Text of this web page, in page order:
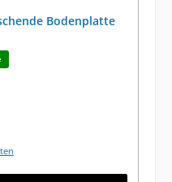
Bodenplatte